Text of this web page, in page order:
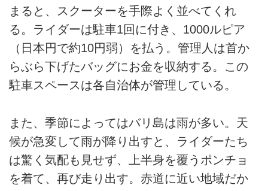
まると、スクーターを手際よく並べてくれ
る。ライダーは駐車1回に付き、1000ルピア
（日本円で約10円弱）を払う。管理人は首か
らぶら下げたバッグにお金を収納する。この
駐車スペースは各自治体が管理している。
また、季節によってはバリ島は雨が多い。天
候が急変して雨が降り出すと、ライダーたち
は驚く気配も見せず、上半身を覆うポンチョ
を着て、再び走り出す。赤道に近い地域だか